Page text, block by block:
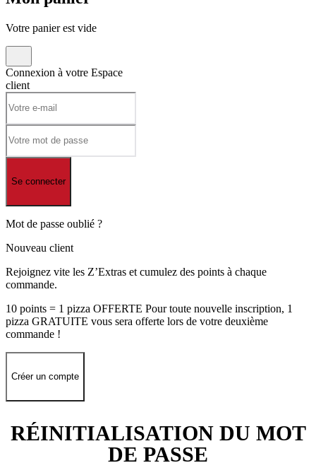
Votre panier est vide
Connexion à votre Espace
client
Se connecter
Mot de passe oublié ?
Nouveau client
Rejoignez vite les Z’Extras et cumulez des points à chaque
commande.
10 points = 1 pizza OFFERTE Pour toute nouvelle inscription, 1
pizza GRATUITE vous sera offerte lors de votre deuxième
commande !
Créer un compte
RÉINITIALISATION DU MOT
DE PASSE